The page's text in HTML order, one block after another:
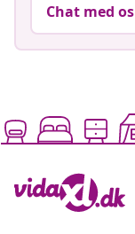
Chat med os